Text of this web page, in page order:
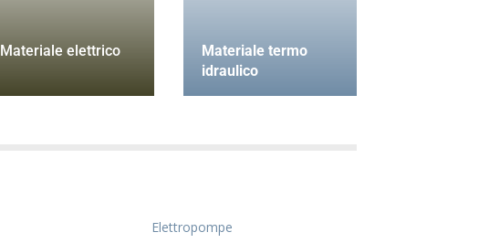
Materiale elettrico
Materiale termo
idraulico
Elettropompe